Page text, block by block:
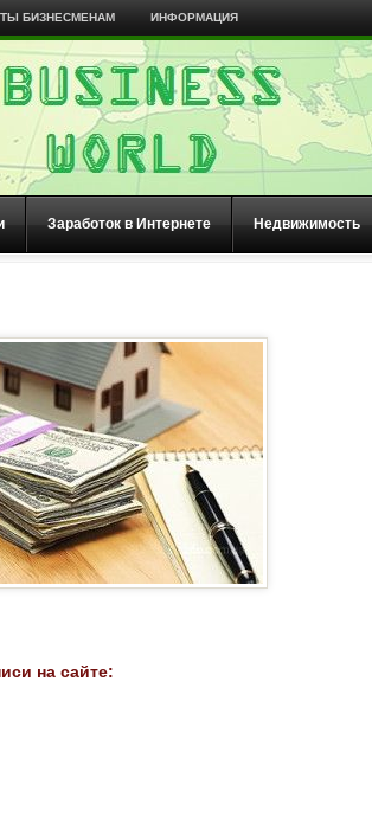
БИЗНЕСМЕНАМ ИНФОРМАЦИЯ
Заработок в Интернете Недвижимость
на сайте: